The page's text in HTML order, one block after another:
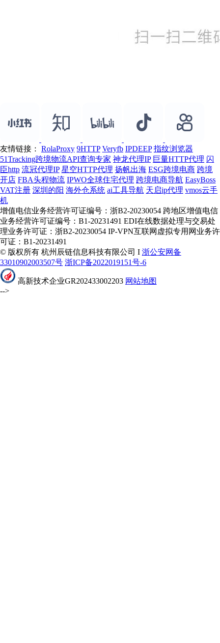
友情链接： RolaProxy 9HTTP Veryfb IPDEEP 指纹浏览器
51Tracking跨境物流API查询专家 神龙代理IP 巨量HTTP代理 闪
臣http 流冠代理IP 星空HTTP代理 扬帆出海 ESG跨境电商 跨境
开店 FBA头程物流 IPWO全球住宅代理 跨境电商导航 EasyBoss
VAT注册 深圳的阳 海外仓系统 ai工具导航 天启ip代理 vmos云手
机
增值电信业务经营许可证编号：浙B2-20230054 跨地区增值电信
业务经营许可证编号：B1-20231491 EDI在线数据处理与交易处
理业务许可证：浙B2-20230054 IP-VPN互联网虚拟专用网业务许
可证：B1-20231491
© 版权所有 杭州辰链信息科技有限公司 I 浙公安网备
33010902003507号 浙ICP备2022019151号-6
高新技术企业GR202433002203 网站地图
-->